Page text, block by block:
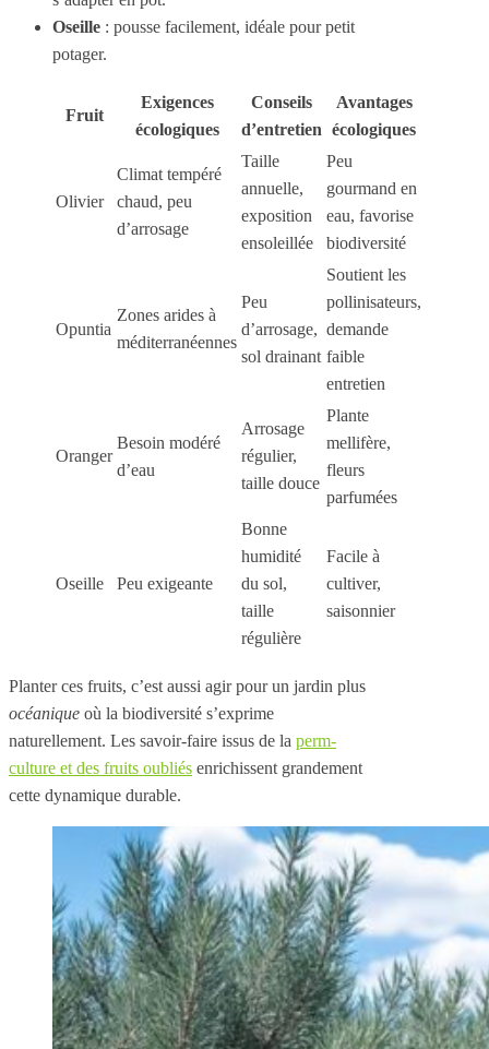
Oseille : pousse facilement, idéale pour petit
potager.
Fruit
Exigences
écologiques
Conseils
d’entretien
Avantages
écologiques
Olivier
Climat tempéré
chaud, peu
d’arrosage
Taille
annuelle,
exposition
ensoleillée
Peu
gourmand en
eau, favorise
biodiversité
Opuntia
Zones arides à
méditerranéennes
Peu
d’arrosage,
sol drainant
Soutient les
pollinisateurs,
demande
faible
entretien
Oranger
Besoin modéré
d’eau
Arrosage
régulier,
taille douce
Plante
mellifère,
fleurs
parfumées
Oseille Peu exigeante
Bonne
humidité
du sol,
taille
régulière
Facile à
cultiver,
saisonnier
Planter ces fruits, c’est aussi agir pour un jardin plus
océanique où la biodiversité s’exprime
naturellement. Les savoir-faire issus de la perm-
culture et des fruits oubliés enrichissent grandement
cette dynamique durable.